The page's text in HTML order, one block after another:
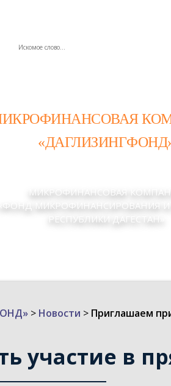
МИКРОФИНАНСОВАЯ
«ФОНД МИКРОФИНАНСИРОВАНИЯ И
РЕСПУБЛИКИ ДАГЕСТАН»
> Новости > Приглашаем
участие в